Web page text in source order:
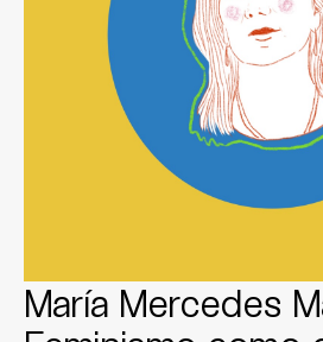
María Mercedes